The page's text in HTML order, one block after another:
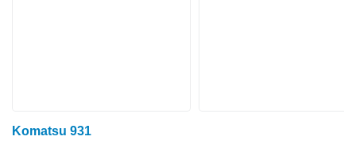
Komatsu 931